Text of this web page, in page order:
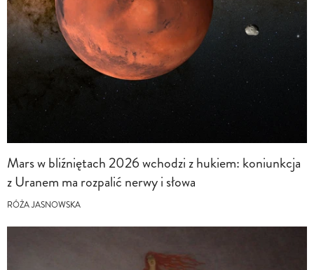
Mars w bliźniętach 2026 wchodzi z hukiem: koniunkcja
z Uranem ma rozpalić nerwy i słowa
RÓŻA JASNOWSKA